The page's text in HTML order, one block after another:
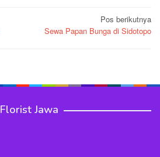
Pos berikutnya
Sewa Papan Bunga di Sidotopo
Florist Jawa